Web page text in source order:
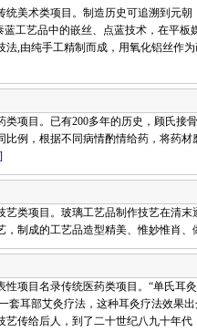
美术类项目。制造历史可追溯到元朝
工艺品中的嵌丝、点蓝技术，在平板
,由纯手工精制而成，用氧化铝丝作
目。已有200多年的历史，顾氏接
例，根据不同病情酌情给药，将药材
类项目。玻璃工艺品制作技艺在清末
，制成的工艺品造型精美、惟妙惟肖
目名录传统医药类项目。“单氏耳灸
耳部艾灸疗法，这种耳灸疗法效果
传给后人，到了二十世纪八九十年代